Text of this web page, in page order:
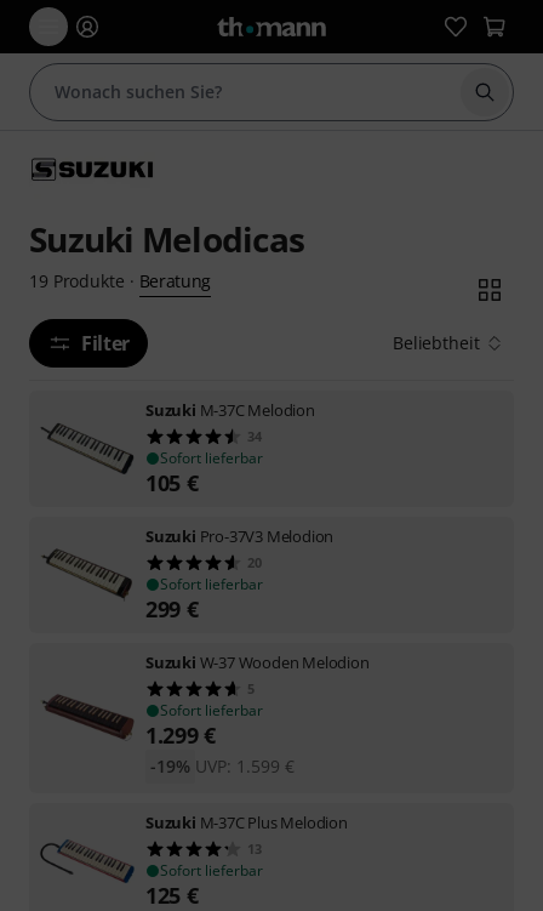
Suche
Suzuki Melodicas
19 Produkte · Beratung
Filter Beliebtheit
Suzuki M-37C Melodion
34
Sofort lieferbar
105 €
Suzuki Pro-37V3 Melodion
20
Sofort lieferbar
299 €
Suzuki W-37 Wooden Melodion
5
Sofort lieferbar
1.299€
UVP: 1.599 €
-19%
Suzuki M-37C Plus Melodion
13
Sofort lieferbar
125 €